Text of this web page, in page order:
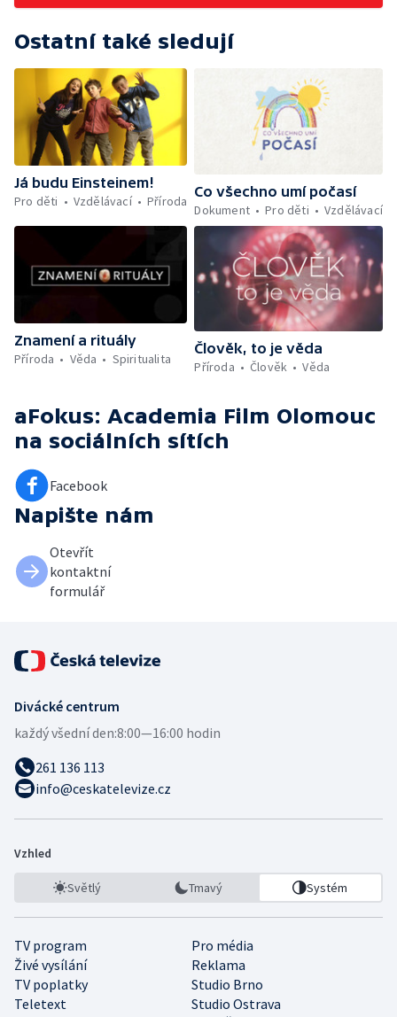
Ostatní také sledují
Já budu Einsteinem!
Pro děti
Vzdělávací Příroda
Co všechno umí počasí
Dokument
Pro děti Vzdělávací
Znamení a rituály
Příroda
Věda Spiritualita
Člověk, to je věda
Příroda
Člověk Věda
aFokus: Academia Film Olomouc
na sociálních sítích
Facebook
Napište nám
Otevřít
kontaktní
formulář
Divácké centrum
každý všední den:8:00—16:00 hodin
261 136 113
info@ceskatelevize.cz
Vzhled
Světlý Tmavý Systém
TV program
Pro média
Živé vysílání
Reklama
TV poplatky
Studio Brno
Teletext
Studio Ostrava